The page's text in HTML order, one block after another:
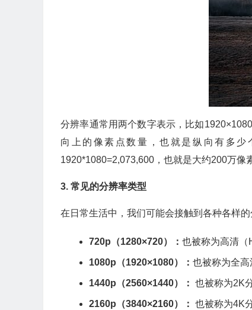
分辨率通常用两个数字表示，比如
向上的像素点数量，也就是纵向有多
1920*1080=2,073,600，也就是大约200万像
3. 常见的分辨率类型
在日常生活中，我们可能会接触到各种各样
720p（1280×720）： 也被称为高清（
1080p（1920×1080）： 也被称为全
1440p（2560×1440）： 也被称为2K
2160p（3840×2160）： 也被称为4K